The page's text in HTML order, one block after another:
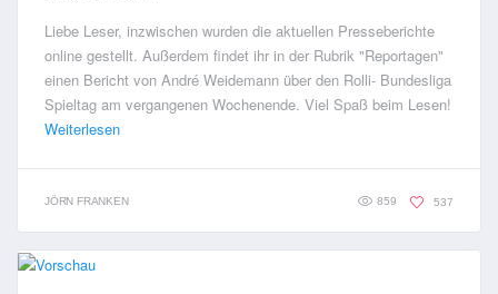
Liebe Leser, inzwischen wurden die aktuellen Presseberichte
online gestellt. Außerdem findet ihr in der Rubrik "Reportagen"
einen Bericht von André Weidemann über den Rolli- Bundesliga
Spieltag am vergangenen Wochenende. Viel Spaß beim Lesen!
Weiterlesen
JÖRN FRANKEN 859 537